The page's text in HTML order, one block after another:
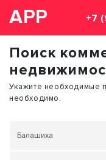
АРР +7
Поиск
Укажите необходимые
необходимо.
Балашиха